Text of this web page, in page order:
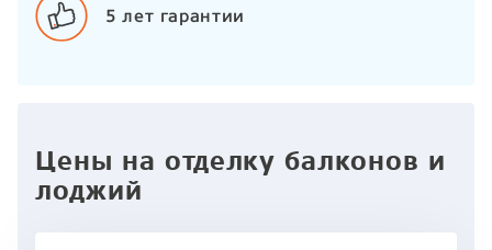
5 лет гарантии
Цены на отделку балконов и
лоджий